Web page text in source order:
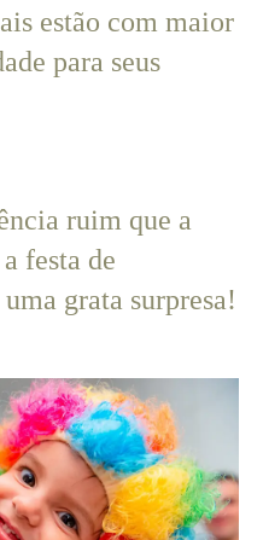
estão com maior
para seus
ruim que a
festa de
grata surpresa!